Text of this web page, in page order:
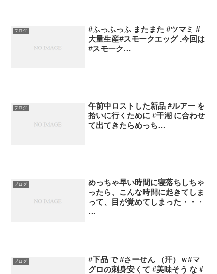
ブログ
#ふっふっふ またまた #ツマミ #
大量生産#スモークエッグ .今回は
#スモーク…
ブログ
午前中ロストした新品 #ルアー を
拾いに行くために #干潮 に合わせ
て出てきたらめっち…
ブログ
めっちゃ早い時間に寝落ちしちゃ
ったら、こんな時間に起きてしま
って、目が覚めてしまった・・・
…
ブログ
#下品 で #さーせん （汗）ｗ#マ
グロの刺身安くて #美味そう な #